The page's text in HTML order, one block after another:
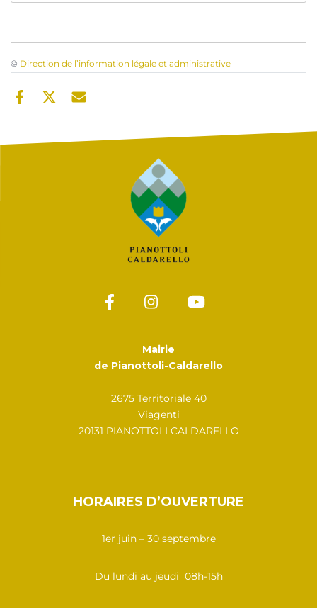
© Direction de l’information légale et administrative
Mairie
de Pianottoli-Caldarello
2675 Territoriale 40
Viagenti
20131 PIANOTTOLI CALDARELLO
HORAIRES D’OUVERTURE
1er juin – 30 septembre
Du lundi au jeudi 08h-15h